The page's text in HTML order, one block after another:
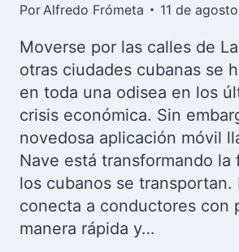
Por Alfredo Frómeta 11 de
Moverse por las calles de
otras ciudades cubanas se
en toda una odisea en los
crisis económica. Sin
novedosa aplicación móvil
Nave está transformando la
los cubanos se transportan.
conecta a conductores con
manera rápida y…